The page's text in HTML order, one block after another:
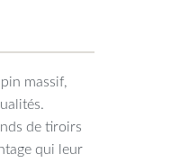
massif,
de tiroirs
qui leur